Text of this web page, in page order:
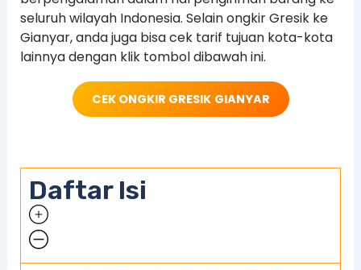
seluruh wilayah Indonesia. Selain ongkir Gresik ke
Gianyar, anda juga bisa cek tarif tujuan kota-kota
lainnya dengan klik tombol dibawah ini.
CEK ONGKIR GRESIK GIANYAR
Daftar Isi